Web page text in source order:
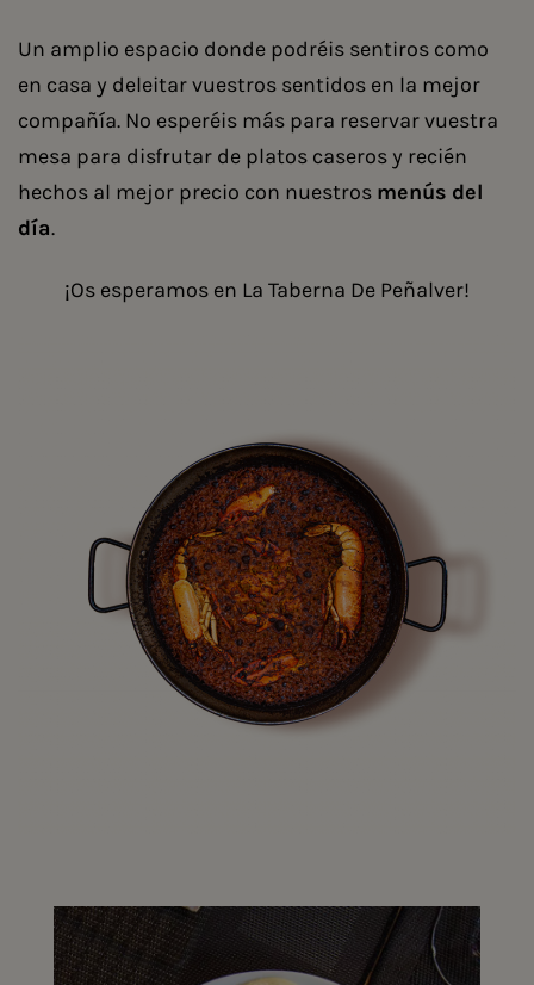
Un amplio espacio donde podréis sentiros como
en casa y deleitar vuestros sentidos en la mejor
compañía. No esperéis más para reservar vuestra
mesa para disfrutar de platos caseros y recién
hechos al mejor precio con nuestros menús del
día.
¡Os esperamos en La Taberna De Peñalver!